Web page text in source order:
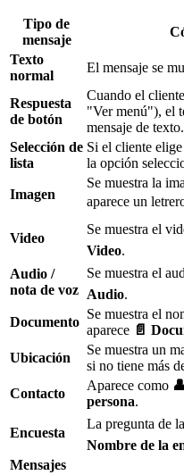
Tipo de
mensaje
Texto
normal
El mensaje se
Respuesta
de botón
Cuando el
"Ver menú"), el
mensaje de texto.
Selección de
lista
Si el cliente
la opción
Imagen
Se muestra la
aparece un
Video
Se muestra el
Video.
Audio /
nota de voz
Se muestra el
Audio.
Documento
Se muestra el
aparece 📄
Ubicación
Se muestra un
si no tiene más
Contacto
Aparece como
persona.
Encuesta
La pregunta de
Nombre de la
Mensajes